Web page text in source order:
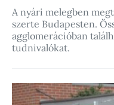
A nyári melegben
szerte Budapesten.
agglomerációban
tudnivalókat.